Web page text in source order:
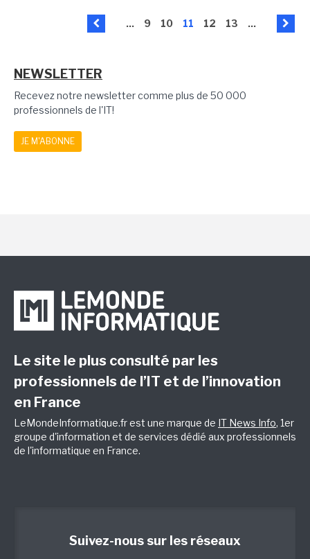
... 9 10 11 12 13 ...
NEWSLETTER
Recevez notre newsletter comme plus de 50 000
professionnels de l'IT!
JE M'ABONNE
Le site le plus consulté par les
professionnels de l’IT et de l’innovation
en France
LeMondeInformatique.fr est une marque de IT News Info, 1er
groupe d'information et de services dédié aux professionnels
de l'informatique en France.
Suivez-nous sur les réseaux